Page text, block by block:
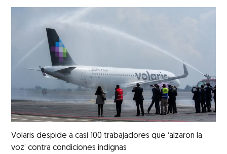
Volaris despide a casi 100 trabajadores que ‘alzaron la
voz’ contra condiciones indignas